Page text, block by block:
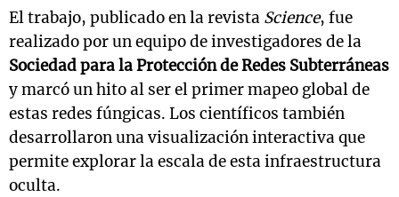
El trabajo, publicado en la revista Science, fue
realizado por un equipo de investigadores de la
Sociedad para la Protección de Redes Subterráneas
y marcó un hito al ser el primer mapeo global de
estas redes fúngicas. Los científicos también
desarrollaron una visualización interactiva que
permite explorar la escala de esta infraestructura
oculta.